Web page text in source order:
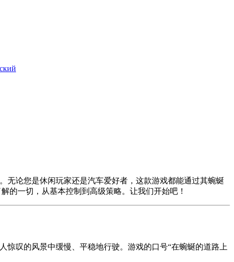
无论您是休闲玩家还是汽车爱好者，这款游戏都能通过其蜿蜒
解的一切，从基本控制到高级策略。让我们开始吧！
叹的风景中缓慢、平稳地行驶。游戏的口号“在蜿蜒的道路上